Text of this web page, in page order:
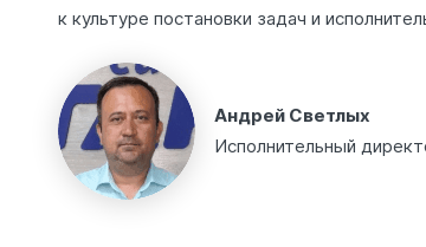
к культуре постановки задач и
Андрей Светлых
Исполнительный